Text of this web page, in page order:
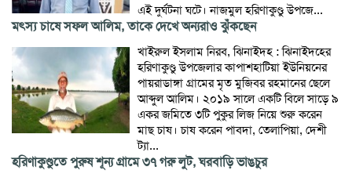
এই দুর্ঘটনা ঘটে। নাজমুল হরিণাকুণ্ডু উপজে...
মৎস্য চাষে সফল আলিম, তাকে দেখে অন্যরাও ঝুঁকছেন
খাইরুল ইসলাম নিরব, ঝিনাইদহ : ঝিনাইদহের
হরিণাকুণ্ডু উপজেলার কাপাশহাটিয়া ইউনিয়নের
পায়রাডাঙ্গা গ্রামের মৃত মুজিবর রহমানের ছেলে
আব্দুল আলিম। ২০১৯ সালে একটি বিলে সাড়ে ৯
একর জমিতে ৩টি পুকুর লিজ নিয়ে শুরু করেন
মাছ চাষ। চাষ করেন পাবদা, তেলাপিয়া, দেশী
ট্যা...
হরিণাকুণ্ডুতে পুরুষ শূন্য গ্রামে ৩৭ গরু লুট, ঘরবাড়ি ভাঙচুর